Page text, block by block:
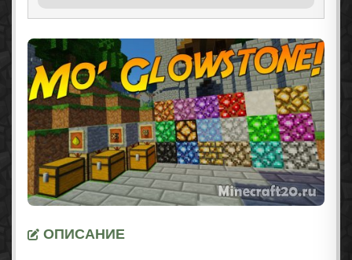
ОПИСАНИЕ